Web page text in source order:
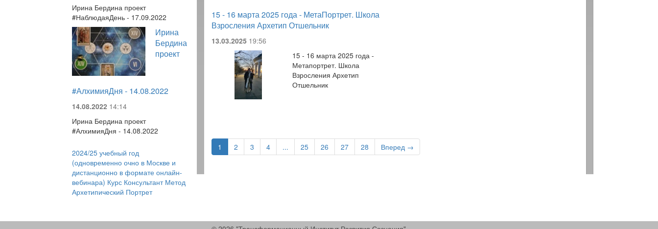
Ирина Бердина проект
#НаблюдаяДень - 17.09.2022
Ирина
Бердина
проект
#АлхимияДня - 14.08.2022
14.08.2022 14:14
Ирина Бердина проект
#АлхимияДня - 14.08.2022
2024/25 учебный год
(одновременно очно в Москве и
дистанционно в формате онлайн-
вебинара) Курс Консультант Метод
Архетипический Портрет
15 - 16 марта 2025 года - МетаПортрет. Школа
Взросления Архетип Отшельник
13.03.2025 19:56
15 - 16 марта 2025 года -
Метапортрет. Школа
Взросления Архетип
Отшельник
1 2 3 4 ... 25 26 27 28 Вперед →